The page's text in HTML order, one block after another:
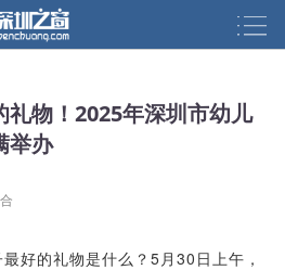
物！2025年深圳市幼儿
举办
好的礼物是什么？5月30日上午，